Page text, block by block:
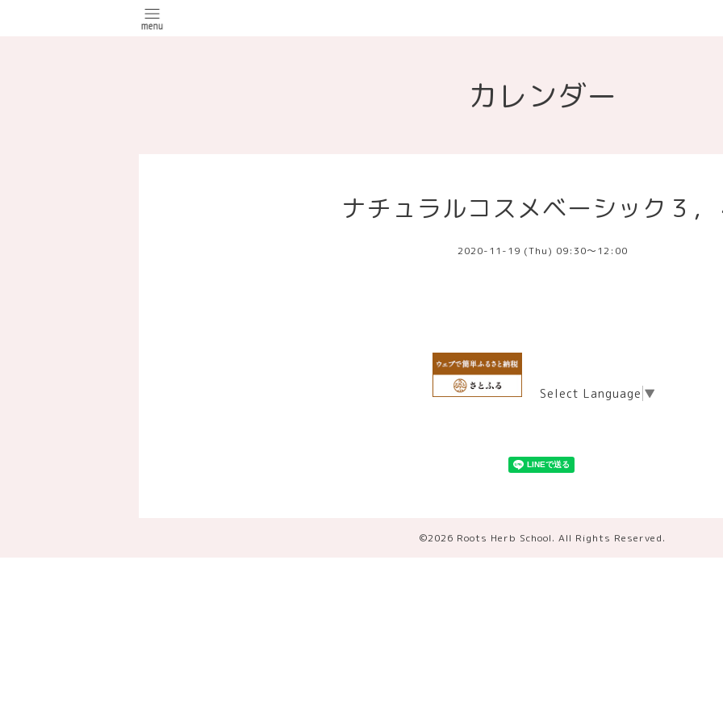
カレンダー
ナチュラルコスメベーシック３
2020-11-19 (Thu) 09:30～12:00
Select Language ▼
©2026 Roots Herb School. All Rights Reserved.